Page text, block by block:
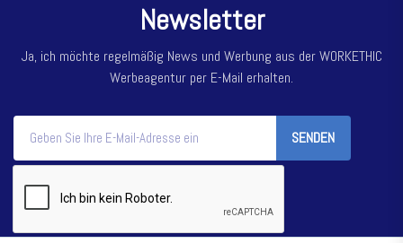
Newsletter
Ja, ich möchte regelmäßig News und Werbung aus der WORKETHIC
Werbeagentur per E-Mail erhalten.
SENDEN